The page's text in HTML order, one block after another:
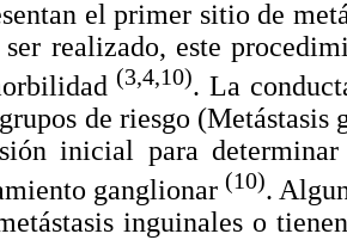
el primer sitio de
ser realizado, este
(3,4,10). La
de riesgo (Metástasis
inicial para
ganglionar(10).
inguinales o